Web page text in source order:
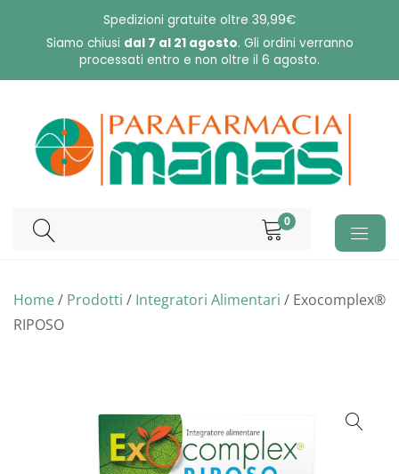
Spedizioni gratuite oltre 39,99€
Siamo chiusi dal 7 al 21 agosto. Gli ordini verranno
processati entro e non oltre il 6 agosto.
0
Home/ Prodotti / Integratori Alimentari / Exocomplex®
RIPOSO